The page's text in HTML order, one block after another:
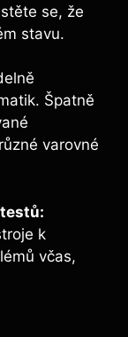
se, že
stavu.
Špatně
varovné
k
včas,